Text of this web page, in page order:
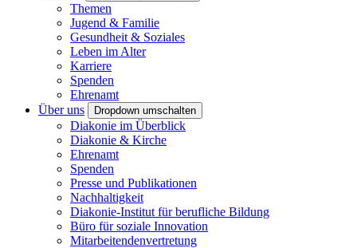
Themen
Jugend & Familie
Gesundheit & Soziales
Leben im Alter
Karriere
Spenden
Ehrenamt
Über uns
Dropdown umschalten
Diakonie im Überblick
Diakonie & Kirche
Ehrenamt
Spenden
Presse und Publikationen
Nachhaltigkeit
Diakonie-Institut für berufliche Bildung
Büro für soziale Innovation
Mitarbeitendenvertretung